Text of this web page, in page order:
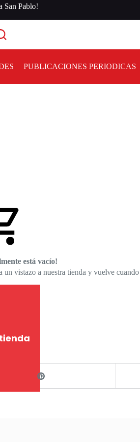
San Pablo!
PUBLICACIONES PERIODICAS
está vacío!
vistazo a nuestra tienda y vuelve